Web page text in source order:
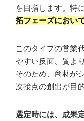
営業代行を
気付かない
カリトル
の事例
営業代行を
を目指します。特に
拓フェーズにおい
このタイプの営業
やすい反面、質よ
そのため、商材が
次接点の創出が目
選定時には、成果